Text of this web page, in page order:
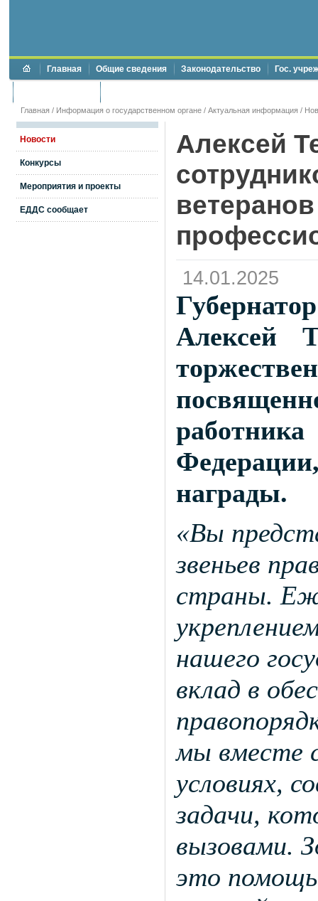
Главная Общие сведения Законодательство Гос.
Главная / Информация о государственном органе / Актуальная информация /
Новости
Конкурсы
Мероприятия и проекты
ЕДДС сообщает
Алексей
14.01.2025
Алексей
награды.
«Вы
звеньев
страны.
нашего
вклад в
мы вместе
условиях,
задачи,
вызовами.
это помощь